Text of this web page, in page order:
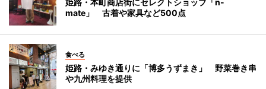
mate」 古着や家具など500点
食べる
姫路・みゆき通りに「博多うずまき」 野菜巻き串
や九州料理を提供